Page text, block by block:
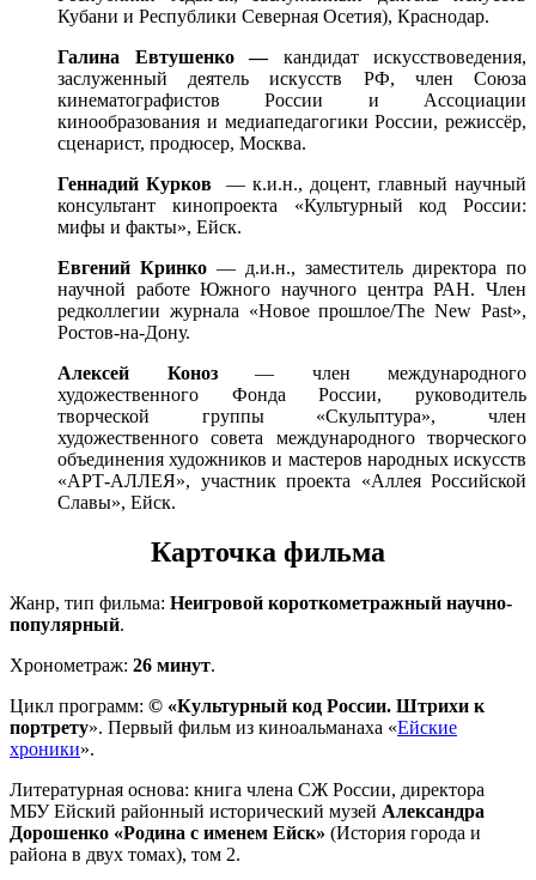
Кубани и Республики Северная Осетия), Краснодар.
Галина Евтушенко —кандидат искусствоведения,
заслуженный деятель искусств РФ, член Союза
кинематографистов России и Ассоциации
кинообразования и медиапедагогики России, режиссёр,
сценарист, продюсер, Москва.
Геннадий Курков — к.и.н., доцент, главный научный
консультант кинопроекта «Культурный код России:
мифы и факты», Ейск.
Евгений Кринко — д.и.н., заместитель директора по
научной работе Южного научного центра РАН. Член
редколлегии журнала «Новое прошлое/The New Past»,
Ростов-на-Дону.
Алексей Коноз— член международного
художественного Фонда России, руководитель
творческой группы «Скульптура», член
художественного совета международного творческого
объединения художников и мастеров народных искусств
«АРТ-АЛЛЕЯ», участник проекта «Аллея Российской
Славы», Ейск.
Карточка фильма
Жанр, тип фильма: Неигровой короткометражный научно-
популярный.
Хронометраж: 26 минут.
Цикл программ: © «Культурный код России. Штрихи к
портрету». Первый фильм из киноальманаха «Ейские
хроники».
Литературная основа: книга члена СЖ России, директора
МБУ Ейский районный исторический музей Александра
Дорошенко «Родина с именем Ейск» (История города и
района в двух томах), том 2.